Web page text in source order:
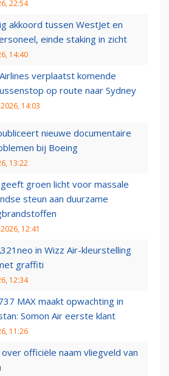
22:54
akkoord tussen WestJet en
einde staking in zicht
14:40
verplaatst komende
op route naar Sydney
14:03
nieuwe documentaire
bij Boeing
13:22
groen licht voor massale
steun aan duurzame
12:41
in Wizz Air-kleurstelling
graffiti
12:34
MAX maakt opwachting in
Somon Air eerste klant
11:26
officiële naam vliegveld van